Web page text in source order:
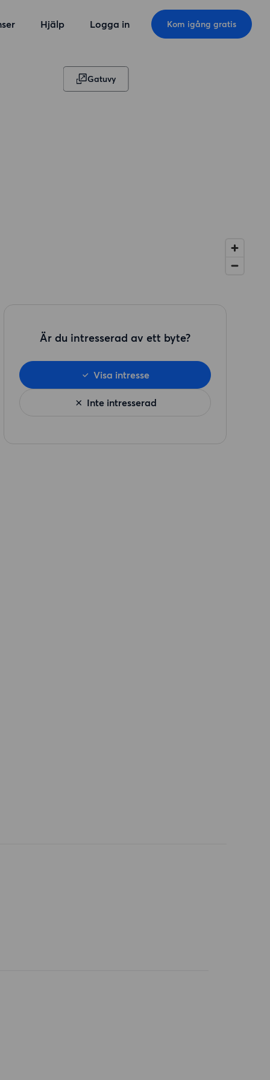
Hjälp Logga in Kom igång gratis
Gatuvy
Är du intresserad av ett byte?
Inte intresserad
Visa intresse